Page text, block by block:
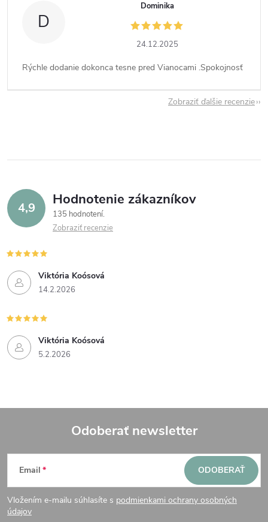
D
Dominika
24.12.2025
Rýchle dodanie dokonca tesne pred Vianocami .Spokojnosť
Zobraziť ďalšie recenzie
4,9 Hodnotenie zákazníkov
135 hodnotení
Zobraziť recenzie
Viktória Koósová
14.2.2026
Viktória Koósová
5.2.2026
Z
á
Odoberať newsletter
Email
Vložením e-mailu súhlasíte s podmienkami ochrany osobných
údajov
ODOBERAŤ